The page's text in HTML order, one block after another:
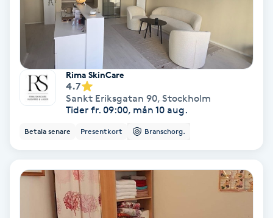
Regndroppsmassage
Reikihealing
Reiki massage
Rosacea
Rosenmetoden
Rima SkinCare
4.7
Sankt Eriksgatan 90, Stockholm
Tider fr. 09:00, mån 10 aug.
Betala senare Presentkort Branschorg.